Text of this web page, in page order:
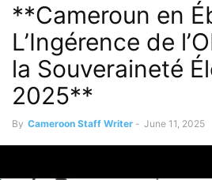
**Cameroun en
L’Ingérence de
la Souveraineté
2025**
By Cameroon Staff Writer - June 11, 2025